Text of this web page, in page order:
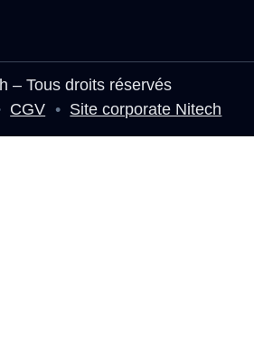
– Tous droits réservés
CGV • Site corporate Nitech